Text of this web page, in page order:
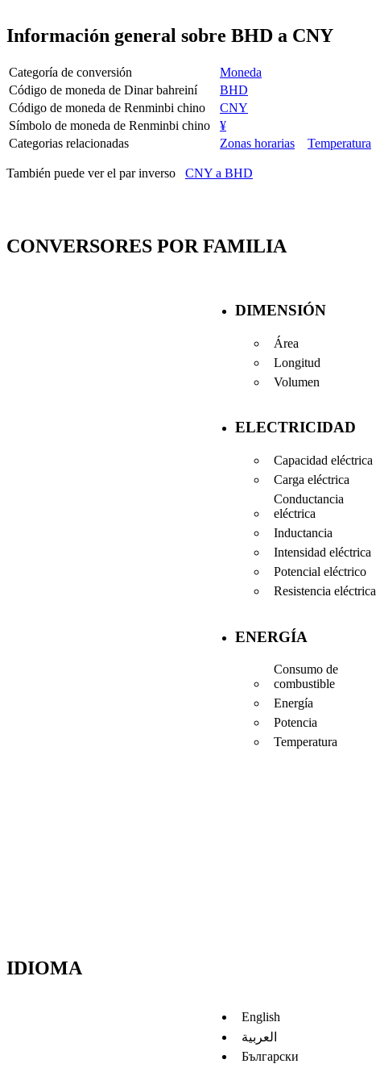
Información general sobre BHD a CNY
Categoría de conversión
Moneda
Código de moneda de Dinar bahreiní
BHD
Código de moneda de Renminbi chino
CNY
Símbolo de moneda de Renminbi chino
¥
Categorias relacionadas
Zonas horarias Temperatura
También puede ver el par inverso CNY a BHD
CONVERSORES POR FAMILIA
DIMENSIÓN
Área
Longitud
Volumen
ELECTRICIDAD
Capacidad eléctrica
Carga eléctrica
Conductancia
eléctrica
Inductancia
Intensidad eléctrica
Potencial eléctrico
Resistencia eléctrica
ENERGÍA
Consumo de
combustible
Energía
Potencia
Temperatura
IDIOMA
English
العربية
Български